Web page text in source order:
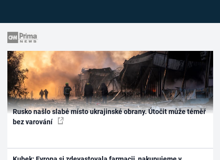
Rusko našlo slabé místo ukrajinské obrany. Útočit může téměř
bez varování